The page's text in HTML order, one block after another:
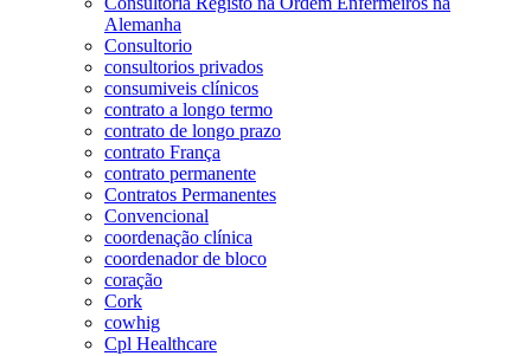
Alemanha
Consultorio
consultorios privados
consumiveis clínicos
contrato a longo termo
contrato de longo prazo
contrato França
contrato permanente
Contratos Permanentes
Convencional
coordenação clínica
coordenador de bloco
coração
Cork
cowhig
Cpl Healthcare